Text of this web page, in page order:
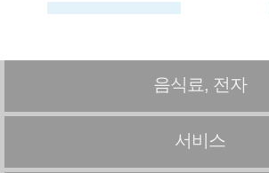
음식료, 전자
서비스